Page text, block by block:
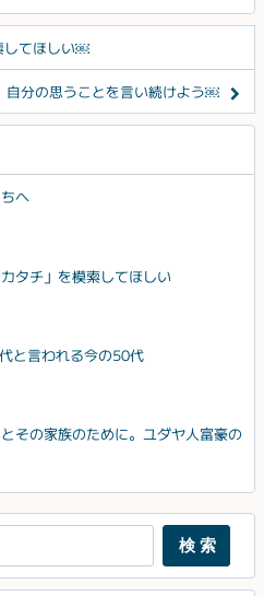
してほしい￼
自分の思うことを言い続けよう￼
へ￼
タチ」を模索してほしい￼
と言われる今の50代￼
その家族のために。ユダヤ人富豪の
検索